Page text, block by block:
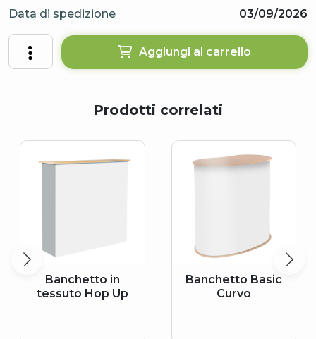
Data di spedizione 03/09/2026
Aggiungi al carrello
Prodotti correlati
Banchetto in
tessuto Hop Up
Banchetto Basic
Curvo